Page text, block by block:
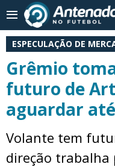
ESPECULAÇÃO DE
Grêmio
futuro de
aguardar
Volante tem
direção trabalha